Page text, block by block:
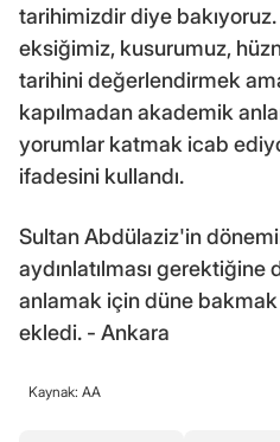
tarihimizdir diye bakıyoruz.
eksiğimiz, kusurumuz,
tarihini değerlendirmek
kapılmadan akademik
yorumlar katmak icab
ifadesini kullandı.
Sultan Abdülaziz'in
aydınlatılması
anlamak için düne
ekledi. - Ankara
Kaynak: AA